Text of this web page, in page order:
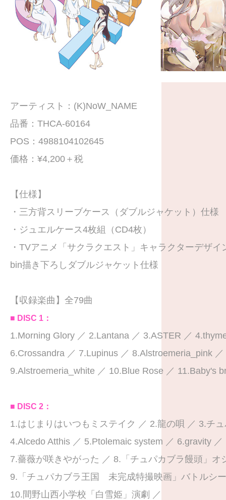
アーティスト：(K)NoW_NAME
品番：THCA-60164
POS：4988104102645
価格：¥4,200＋税
【仕様】
・三方背スリーブケース（ダブルジャケット）仕様
・ジュエルケース4枚組（CD4枚）
・TVアニメ「サクラクエスト」キャラクターデザ
bin描き下ろしダブルジャケット仕様
【収録楽曲】全79曲
■ DISC 1：
1.Morning Glory ／ 2.Lantana ／ 3.ASTER ／
6.Crossandra ／ 7.Lupinus ／ 8.Alstroemeria_pink ／
9.Alstroemeria_white ／ 10.Blue Rose ／ 11.Baby's
■ DISC 2：
1.はじまりはいつもミステイク ／ 2.龍の唄 ／ 3.チ
4.Alcedo Atthis ／ 5.Ptolemaic system ／ 6.gravity ／
7.薔薇が咲きやがった ／ 8.「チュパカブラ饅頭」オ
9.「チュパカブラ王国 未完成特撮映画」バトルシ
10.間野山西小学校「白雪姫」演劇 ／